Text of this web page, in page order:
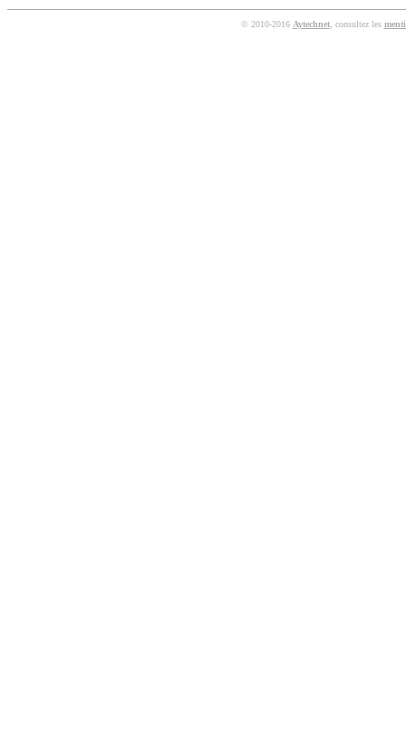
© 2010-2016 Aytechnet, consultez les